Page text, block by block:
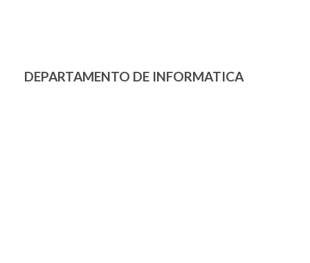
DEPARTAMENTO DE INFORMATICA